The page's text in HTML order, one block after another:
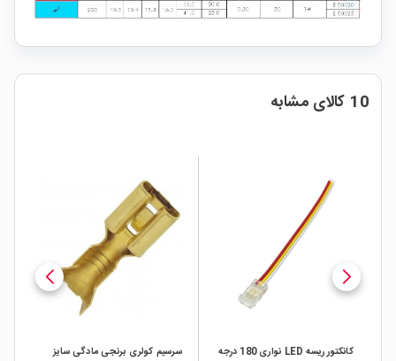
10 کالای مشابه
کانکتور ریسه LED نواری 180 درجه
سرسیم کولری برنجی مادگی سایز